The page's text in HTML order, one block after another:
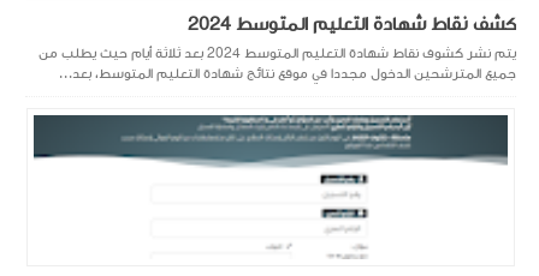
كشف نقاط شهادة التعليم المتوسط 2024
يتم نشر كشوف نقاط شهادة التعليم المتوسط 2024 بعد ثلاثة أيام حيث يطلب من
جميع المترشحين الدخول مجددا في موقع نتائج شهادة التعليم المتوسط، بعد...